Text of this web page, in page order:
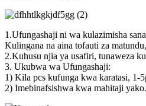
1.Ufungashaji ni wa kulazimisha
Kulingana na aina tofauti za
2.Kuhusu njia ya usafiri, tunaweza
3. Ukubwa wa Ufungashaji:
1) Kila pcs kufunga kwa karatasi, 1-
2) Imebinafsishwa kwa mahitaji yako.